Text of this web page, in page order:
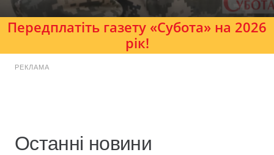
Передплатіть газету «Субота» на 2026
рік!
РЕКЛАМА
Останні новини